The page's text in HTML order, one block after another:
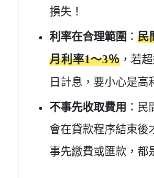
損失！
利率在合理範圍 ： 民
月利率1～3％ ，若
日計息，要小心是高
不事先收取費用 ：民
會在貸款程序結束後
事先繳費或匯款，都